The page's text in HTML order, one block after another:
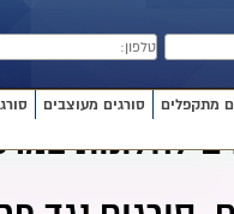
מתקפלים סורגים מעוצבים
לחלונות